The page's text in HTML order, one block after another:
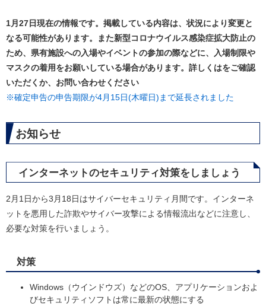
1月27日現在の情報です。掲載している内容は、状況により変更と
なる可能性があります。また新型コロナウイルス感染症拡大防止の
ため、県有施設への入場やイベントの参加の際などに、入場制限や
マスクの着用をお願いしている場合があります。詳しくはをご確認
いただくか、お問い合わせください
※確定申告の申告期限が4月15日(木曜日)まで延長されました
お知らせ
インターネットのセキュリティ対策をしましょう
2月1日から3月18日はサイバーセキュリティ月間です。インターネ
ットを悪用した詐欺やサイバー攻撃による情報流出などに注意し、
必要な対策を行いましょう。
対策
Windows（ウインドウズ）などのOS、アプリケーションおよ
びセキュリティソフトは常に最新の状態にする